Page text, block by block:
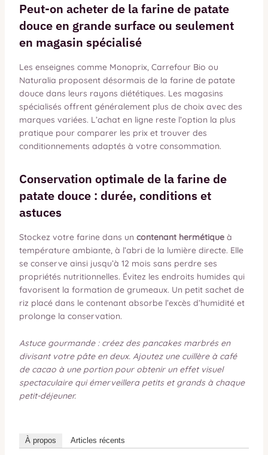
Peut-on acheter de la farine de patate
douce en grande surface ou seulement
en magasin spécialisé
Les enseignes comme Monoprix, Carrefour Bio ou
Naturalia proposent désormais de la farine de patate
douce dans leurs rayons diététiques. Les magasins
spécialisés offrent généralement plus de choix avec des
marques variées. L’achat en ligne reste l’option la plus
pratique pour comparer les prix et trouver des
conditionnements adaptés à votre consommation.
Conservation optimale de la farine de
patate douce : durée, conditions et
astuces
Stockez votre farine dans un contenant hermétiqueà
température ambiante, à l’abri de la lumière directe. Elle
se conserve ainsi jusqu’à 12 mois sans perdre ses
propriétés nutritionnelles. Évitez les endroits humides qui
favorisent la formation de grumeaux. Un petit sachet de
riz placé dans le contenant absorbe l’excès d’humidité et
prolonge la conservation.
Astuce gourmande : créez des pancakes marbrés en
divisant votre pâte en deux. Ajoutez une cuillère à café
de cacao à une portion pour obtenir un effet visuel
spectaculaire qui émerveillera petits et grands à chaque
petit-déjeuner.
À propos Articles récents